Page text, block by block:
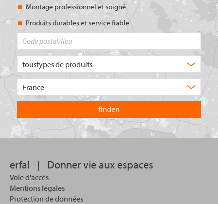
Montage professionnel et soigné
Produits durables et service fiable
de
recherchez-
vous
?
pays
dans
lequel
vous
souhaitez
recherche.
erfal | Donner vie aux espaces
Voie d'accès
Mentions légales
Protection de données